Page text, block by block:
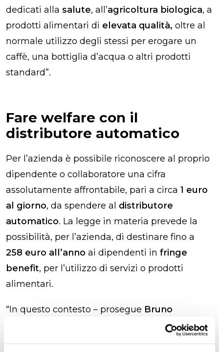
dedicati alla salute, all’agricoltura biologica, a
prodotti alimentari di elevata qualità, oltre al
normale utilizzo degli stessi per erogare un
caffè, una bottiglia d’acqua o altri prodotti
standard”.
Fare welfare con il
distributore automatico
Per l’azienda è possibile riconoscere al proprio
dipendente o collaboratore una cifra
assolutamente affrontabile, pari a circa 1 euro
al giorno, da spendere al distributore
automatico. La legge in materia prevede la
possibilità, per l’azienda, di destinare fino a
258 euro all’anno ai dipendenti in fringe
benefit, per l’utilizzo di servizi o prodotti
alimentari.
“In questo contesto – prosegue Bruno
servizi classici,